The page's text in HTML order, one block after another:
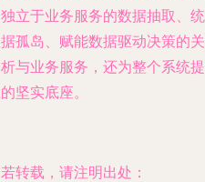
立于业务服务的数据抽取、
孤岛、赋能数据驱动决策的
与业务服务，还为整个系统
坚实底座。
转载，请注明出处：